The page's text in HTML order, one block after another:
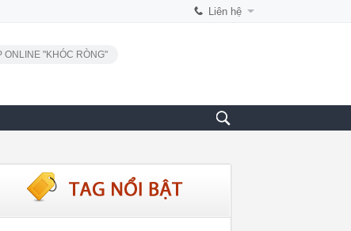
Liên hệ
ONLINE "KHÓC RÒNG"